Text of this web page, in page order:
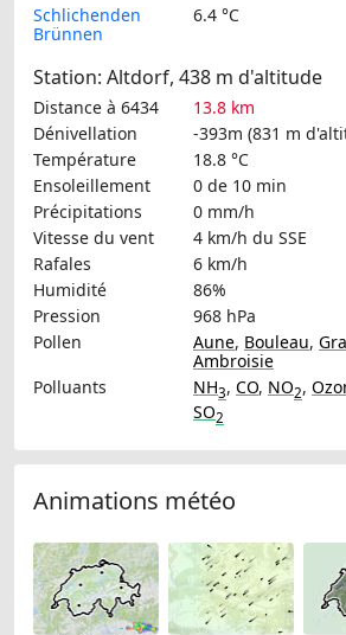
Schlichenden
Brünnen
6.4 °C
Station: Altdorf, 438 m d'altitude
Distance à 6434
13.8 km
Dénivellation
-393m (831 m
Température
18.8 °C
Ensoleillement
0 de 10 min
Précipitations
0 mm/h
Vitesse du vent
4 km/h du SSE
Rafales
6 km/h
Humidité
86%
Pression
968 hPa
Pollen
Aune, Bouleau,
Ambroisie
Polluants
NH3, CO, NO2,
SO2
Animations météo